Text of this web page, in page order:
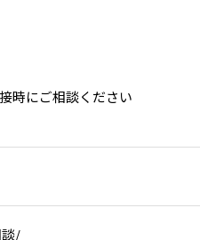
時にご相談ください
/